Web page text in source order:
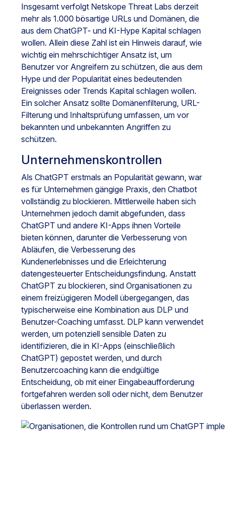
Insgesamt verfolgt Netskope Threat Labs derzeit
mehr als 1.000 bösartige URLs und Domänen, die
aus dem ChatGPT- und KI-Hype Kapital schlagen
wollen. Allein diese Zahl ist ein Hinweis darauf, wie
wichtig ein mehrschichtiger Ansatz ist, um
Benutzer vor Angreifern zu schützen, die aus dem
Hype und der Popularität eines bedeutenden
Ereignisses oder Trends Kapital schlagen wollen.
Ein solcher Ansatz sollte Domänenfilterung, URL-
Filterung und Inhaltsprüfung umfassen, um vor
bekannten und unbekannten Angriffen zu
schützen.
Unternehmenskontrollen
Als ChatGPT erstmals an Popularität gewann, war
es für Unternehmen gängige Praxis, den Chatbot
vollständig zu blockieren. Mittlerweile haben sich
Unternehmen jedoch damit abgefunden, dass
ChatGPT und andere KI-Apps ihnen Vorteile
bieten können, darunter die Verbesserung von
Abläufen, die Verbesserung des
Kundenerlebnisses und die Erleichterung
datengesteuerter Entscheidungsfindung. Anstatt
ChatGPT zu blockieren, sind Organisationen zu
einem freizügigeren Modell übergegangen, das
typischerweise eine Kombination aus DLP und
Benutzer-Coaching umfasst. DLP kann verwendet
werden, um potenziell sensible Daten zu
identifizieren, die in KI-Apps (einschließlich
ChatGPT) gepostet werden, und durch
Benutzercoaching kann die endgültige
Entscheidung, ob mit einer Eingabeaufforderung
fortgefahren werden soll oder nicht, dem Benutzer
überlassen werden.